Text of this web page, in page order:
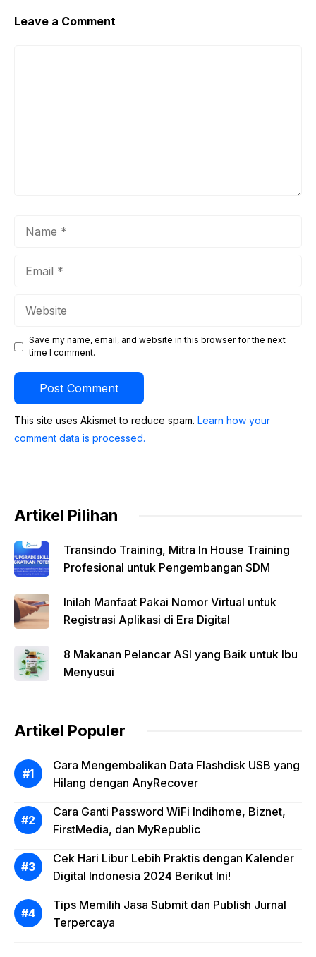
Leave a Comment
Save my name, email, and website in this browser for the next
time I comment.
This site uses Akismet to reduce spam. Learn how your
comment data is processed.
Artikel Pilihan
Transindo Training, Mitra In House Training
Profesional untuk Pengembangan SDM
Inilah Manfaat Pakai Nomor Virtual untuk
Registrasi Aplikasi di Era Digital
8 Makanan Pelancar ASI yang Baik untuk Ibu
Menyusui
Artikel Populer
Cara Mengembalikan Data Flashdisk USB yang
Hilang dengan AnyRecover
Cara Ganti Password WiFi Indihome, Biznet,
FirstMedia, dan MyRepublic
Cek Hari Libur Lebih Praktis dengan Kalender
Digital Indonesia 2024 Berikut Ini!
Tips Memilih Jasa Submit dan Publish Jurnal
Terpercaya